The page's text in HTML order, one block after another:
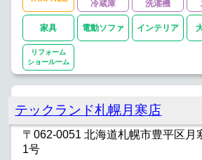
冷蔵庫
洗濯機
家具 電動ソファ インテリア
リフォーム
ショールーム
テックランド札幌月寒店
〒062-0051 北海道札幌市豊平区月
1号